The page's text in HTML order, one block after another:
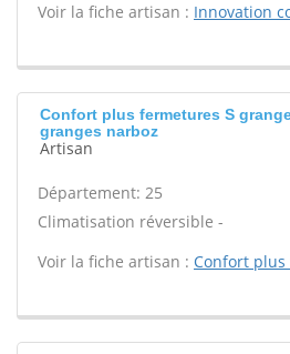
Voir la fiche artisan : Innovation
Confort plus fermetures S
granges narboz
Artisan
Département: 25
Climatisation réversible -
Voir la fiche artisan : Confort